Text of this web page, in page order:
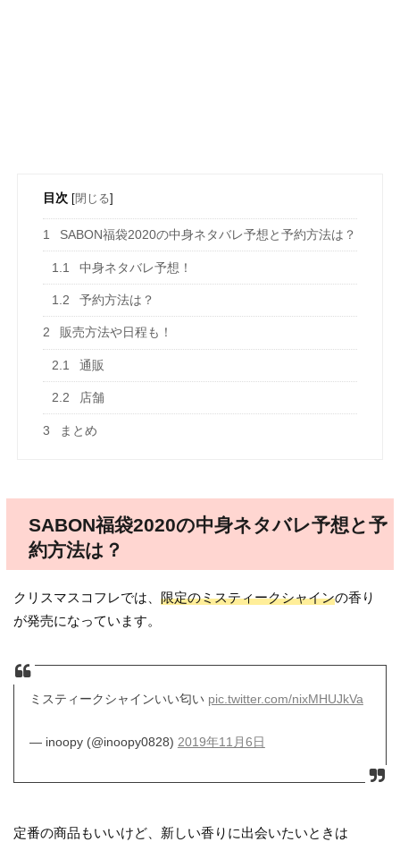
目次 [閉じる]
1 SABON福袋2020の中身ネタバレ予想と予約方法は？
1.1 中身ネタバレ予想！
1.2 予約方法は？
2 販売方法や日程も！
2.1 通販
2.2 店舗
3 まとめ
SABON福袋2020の中身ネタバレ予想と予
約方法は？
クリスマスコフレでは、限定のミスティークシャインの香り
が発売になっています。
ミスティークシャインいい匂い pic.twitter.com/nixMHUJkVa
— inoopy (@inoopy0828) 2019年11月6日
定番の商品もいいけど、新しい香りに出会いたいときは